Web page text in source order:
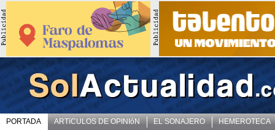
PORTADA ARTíCULOS DE OPINIóN EL SONAJERO HEMEROTECA